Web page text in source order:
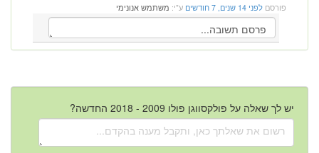
פורסם לפני 14 שנים, 7 חודשים ע"י: משתמש אנונימי
יש לך שאלה על פולקסווגן פולו 2009 - 2018 החדשה?